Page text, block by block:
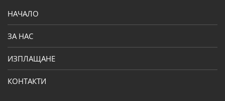
НАЧАЛО
ЗА НАС
ИЗПЛАЩАНЕ
КОНТАКТИ